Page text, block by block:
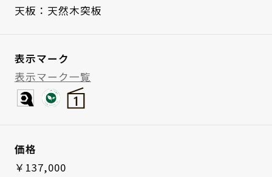
天板：天然木突板
表示マーク
表示マーク一覧
価格
￥137,000